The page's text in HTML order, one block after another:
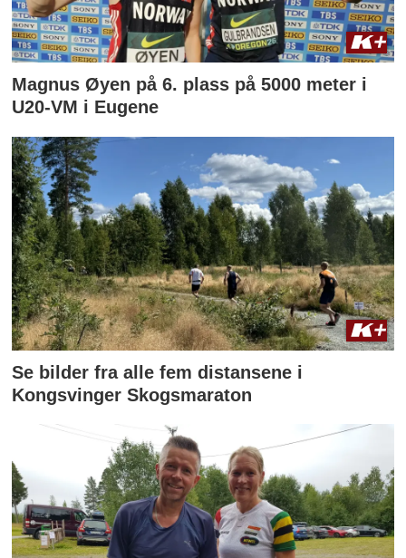
Magnus Øyen på 6. plass på 5000 meter i
U20-VM i Eugene
Se bilder fra alle fem distansene i
Kongsvinger Skogsmaraton